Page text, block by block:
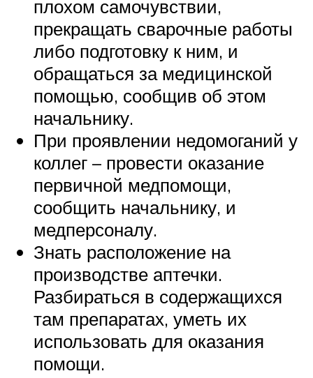
плохом самочувствии,
прекращать сварочные работы
либо подготовку к ним, и
обращаться за медицинской
помощью, сообщив об этом
начальнику.
При проявлении недомоганий у
коллег – провести оказание
первичной медпомощи,
сообщить начальнику, и
медперсоналу.
Знать расположение на
производстве аптечки.
Разбираться в содержащихся
там препаратах, уметь их
использовать для оказания
помощи.